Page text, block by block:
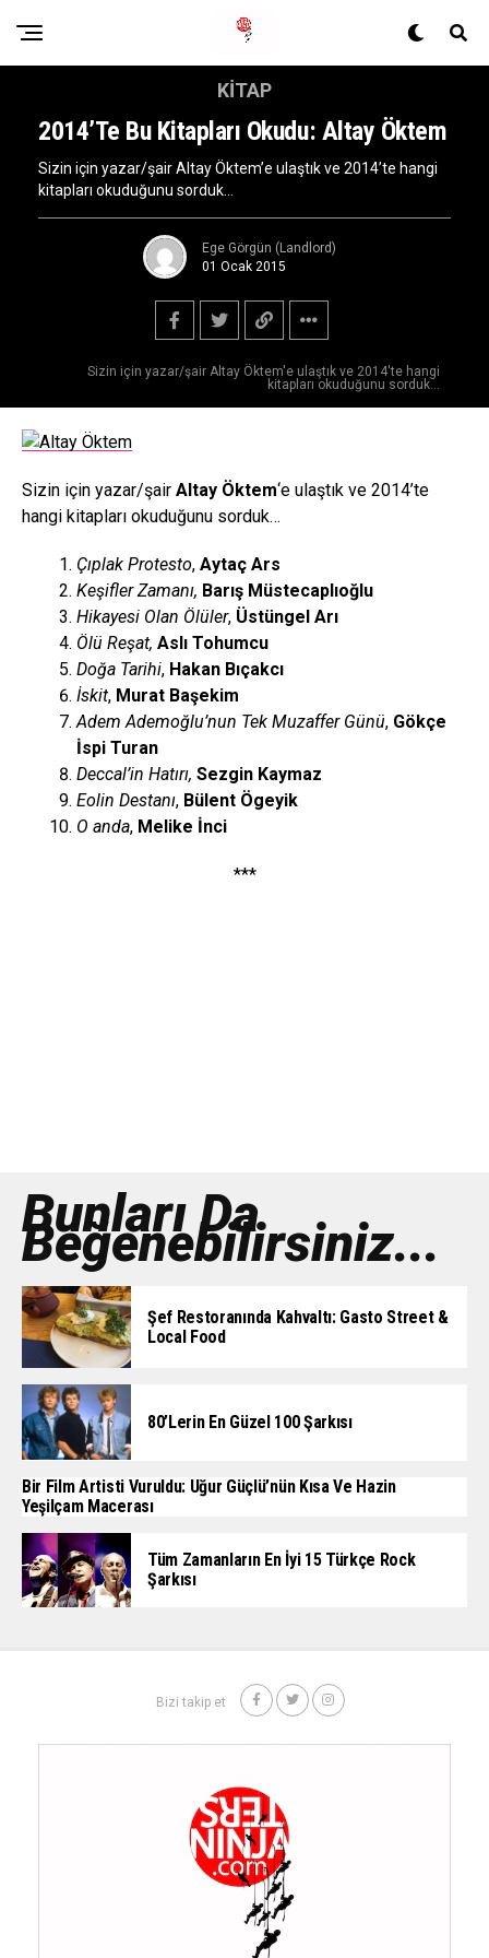
Sizin için yazar/şair Altay Öktem'e ulaştık ve 2014'te hangi
kitapları okuduğunu sorduk...
KITAP
2014’te Bu Kitapları Okudu: Altay Öktem
Sizin için yazar/şair Altay Öktem’e ulaştık ve 2014’te hangi
kitapları okuduğunu sorduk…
Ege Görgün (Landlord)
01 Ocak 2015
Sizin için yazar/şair Altay Öktem‘e ulaştık ve 2014’te
hangi kitapları okuduğunu sorduk…
Çıplak Protesto, Aytaç Ars
Keşifler Zamanı, Barış Müstecaplıoğlu
Hikayesi Olan Ölüler, Üstüngel Arı
Ölü Reşat, Aslı Tohumcu
Doğa Tarihi, Hakan Bıçakcı
İskit, Murat Başekim
Adem Ademoğlu’nun Tek Muzaffer Günü, Gökçe
İspi Turan
Deccal’in Hatırı, Sezgin Kaymaz
Eolin Destanı, Bülent Ögeyik
O anda, Melike İnci
***
Bunları Da
Beğenebilirsiniz...
Şef Restoranında Kahvaltı: Gasto Street &
Local Food
80’lerin En Güzel 100 Şarkısı
Bir Film Artisti Vuruldu: Uğur Güçlü’nün Kısa Ve Hazin
Yeşilçam Macerası
Tüm Zamanların En İyi 15 Türkçe Rock
Şarkısı
Bizi takip et